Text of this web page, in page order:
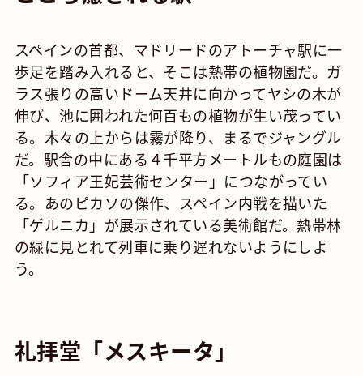
スペインの首都、マドリードのアトーチャ駅に一
歩足を踏み入れると、そこは熱帯の植物園だ。ガ
ラス張りの高いドーム天井に向かってヤシの木が
伸び、池に囲われた何百もの植物が生い茂ってい
る。木々の上からは霧が降り、まるでジャングル
だ。駅舎の中にある４千平方メートルもの庭園は
「ソフィア王妃芸術センター」につながってい
る。あのピカソの傑作、スペイン内戦を描いた
「ゲルニカ」が展示されている美術館だ。熱帯林
の緑に見とれて列車に乗り遅れないようにしよ
う。
礼拝堂「メスキータ」